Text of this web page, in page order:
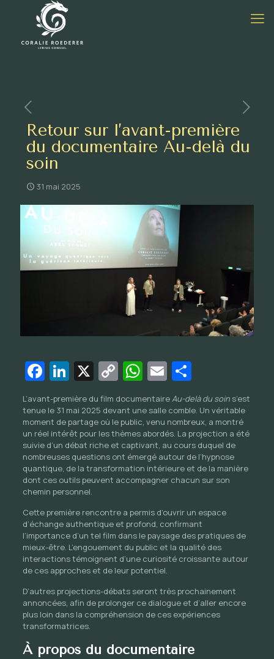
Retour sur l’avant-première
du documentaire Au-delà du
soin
31 mai 2025
Facebook
LinkedIn
X Copy
Link
WhatsApp
EmailPartager
L’avant-première du film documentaireAu-delà du soins’est
tenue le 31 mai 2025 devant une salle comble. Un véritable
moment de partage où le public, venu nombreux, a montré
un réel intérêt pour les thèmes abordés. La projection a été
suivie d’un débat riche et captivant, au cours duquel de
nombreuses questions ont émergé autour de l’hypnose
quantique, de la transformation intérieure et de la manière
dont ces outils peuvent accompagner chacun sur son
chemin personnel.
Cette première rencontre a permis d’ouvrir un espace
d’échange authentique et profond, confirmant
l’importance d’un tel film dans le paysage des pratiques de
mieux-être. L’engouement du public et la qualité des
interactions témoignent d’une curiosité croissante autour
de ces approches et de leur potentiel.
D’autres projections-débats seront très prochainement
annoncées, afin de prolonger ce dialogue et d’aller encore
plus loin dans la compréhension de ces expériences
transformatrices.
À propos du documentaire